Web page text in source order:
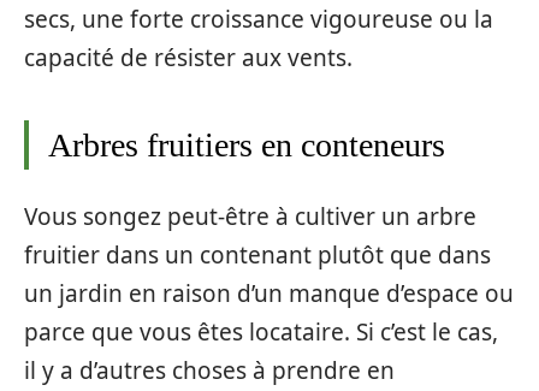
secs, une forte croissance vigoureuse ou la
capacité de résister aux vents.
Arbres fruitiers en conteneurs
Vous songez peut-être à cultiver un arbre
fruitier dans un contenant plutôt que dans
un jardin en raison d’un manque d’espace ou
parce que vous êtes locataire. Si c’est le cas,
il y a d’autres choses à prendre en